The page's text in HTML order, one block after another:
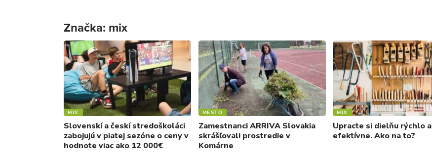
Značka: mix
MIX
Slovenskí a českí stredoškoláci
zabojujú v piatej sezóne o ceny v
hodnote viac ako 12 000€
MESTO
Zamestnanci ARRIVA Slovakia
skrášľovali prostredie v
Komárne
MIX
Upracte si dielňu rýchlo a
efektívne. Ako na to?